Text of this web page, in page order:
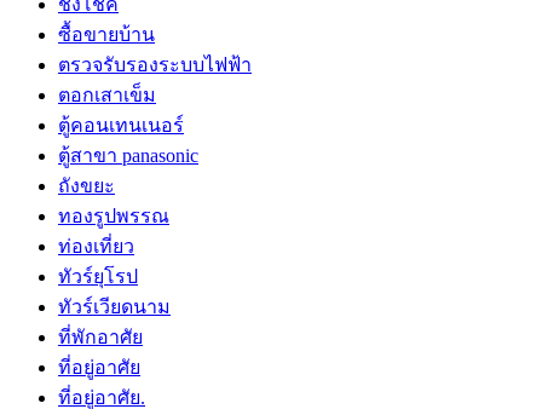
ซื้อขายบ้าน
ตรวจรับรองระบบไฟฟ้า
ตอกเสาเข็ม
ตู้คอนเทนเนอร์
ตู้สาขา panasonic
ถังขยะ
ทองรูปพรรณ
ท่องเที่ยว
ทัวร์ยุโรป
ทัวร์เวียดนาม
ที่พักอาศัย
ที่อยู่อาศัย
ที่อยู่อาศัย.